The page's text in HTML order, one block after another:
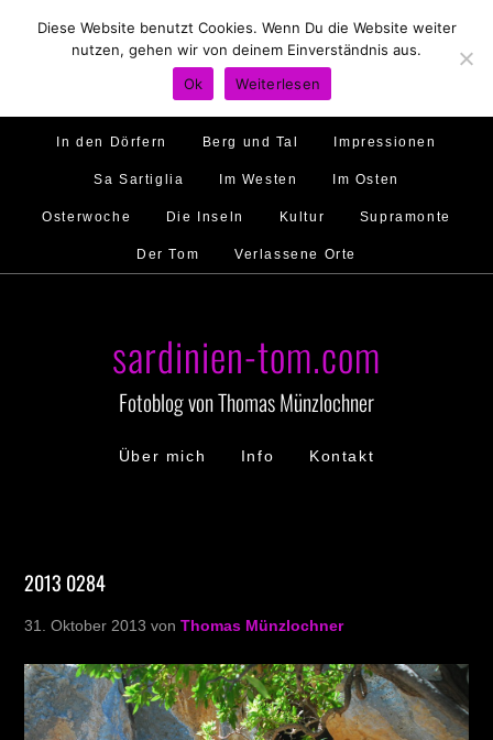
Hirtenland Traumstrände Feste feiern
Golfo di Orosei Im Norden
Murales Ambiente
In den Dörfern Berg und Tal Impressionen
Sa Sartiglia Im Westen Im Osten
Osterwoche Die Inseln Kultur Supramonte
Der Tom Verlassene Orte
sardinien-tom.com
Fotoblog von Thomas Münzlochner
Über mich Info Kontakt
2013 0284
31. Oktober 2013 vonThomas Münzlochner
Diese Website benutzt Cookies. Wenn Du die Website weiter
nutzen, gehen wir von deinem Einverständnis aus.
Ok
Weiterlesen